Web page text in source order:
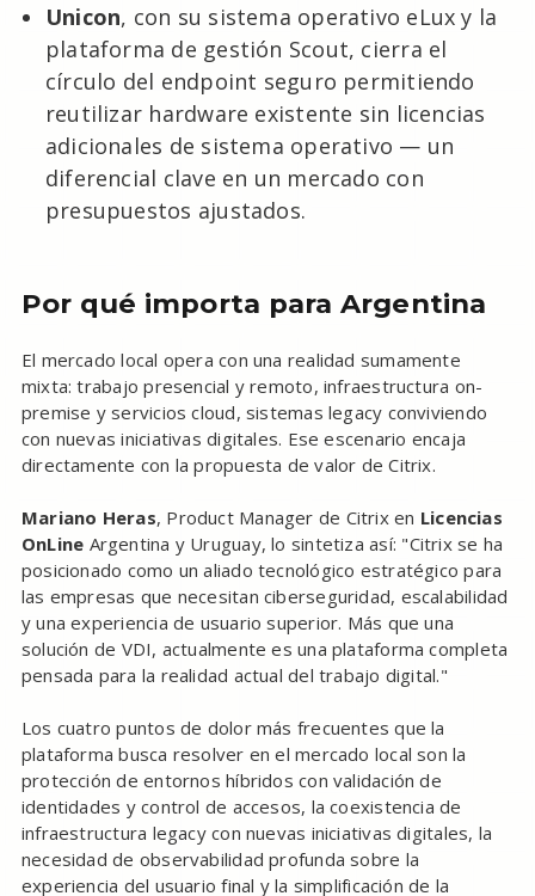
Unicon, con su sistema operativo eLux y la
plataforma de gestión Scout, cierra el
círculo del endpoint seguro permitiendo
reutilizar hardware existente sin licencias
adicionales de sistema operativo — un
diferencial clave en un mercado con
presupuestos ajustados.
Por qué importa para Argentina
El mercado local opera con una realidad sumamente
mixta: trabajo presencial y remoto, infraestructura on-
premise y servicios cloud, sistemas legacy conviviendo
con nuevas iniciativas digitales. Ese escenario encaja
directamente con la propuesta de valor de Citrix.
Mariano Heras, Product Manager de Citrix en Licencias
OnLine Argentina y Uruguay, lo sintetiza así: "Citrix se ha
posicionado como un aliado tecnológico estratégico para
las empresas que necesitan ciberseguridad, escalabilidad
y una experiencia de usuario superior. Más que una
solución de VDI, actualmente es una plataforma completa
pensada para la realidad actual del trabajo digital."
Los cuatro puntos de dolor más frecuentes que la
plataforma busca resolver en el mercado local son la
protección de entornos híbridos con validación de
identidades y control de accesos, la coexistencia de
infraestructura legacy con nuevas iniciativas digitales, la
necesidad de observabilidad profunda sobre la
experiencia del usuario final y la simplificación de la